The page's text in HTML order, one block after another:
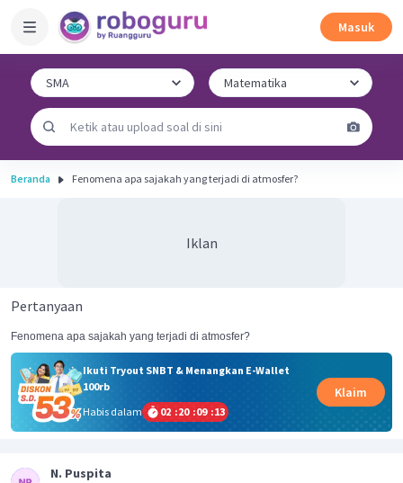
Masuk
Beranda Fenomena apa sajakah yang terjadi di atmosfer?
Iklan
Pertanyaan
Fenomena apa sajakah yang terjadi di atmosfer?
Ikuti Tryout SNBT & Menangkan E-Wallet
100rb
Habis dalam
02 :20 :09 :13
Klaim
N. Puspita